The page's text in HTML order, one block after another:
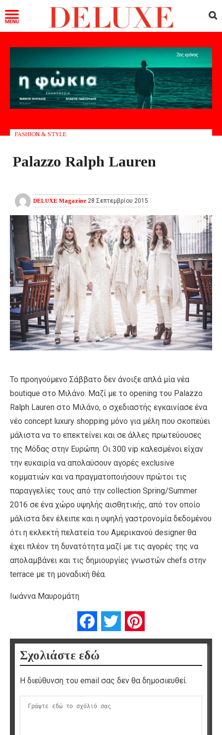
FASHION & STYLE
Palazzo Ralph Lauren
DELUXE Magazine 28 Σεπτεμβρίου 2015
Το προηγούμενο Σάββατο δεν άνοιξε απλά μία νέα
boutique στο Μιλάνο. Μαζί με το opening του Palazzo
Ralph Lauren στο Μιλάνο, ο σχεδιαστής εγκαινίασε ένα
νέο concept luxury shopping μόνο για μέλη που σκοπεύει
μάλιστα να το επεκτείνει και σε άλλες πρωτεύουσες
της Μόδας στην Ευρώπη. Οι 300 vip καλεσμένοι είχαν
την ευκαιρία να απολαύσουν αγορές exclusive
κομματιών και να πραγματοποιήσουν πρώτοι τις
παραγγελίες τους από την collection Spring/Summer
2016 σε ένα χώρο υψηλής αισθητικής, από τον οποίο
μάλιστα δεν έλειπε και η υψηλή γαστρονομία δεδομένου
ότι η εκλεκτή πελατεία του Αμερικανού designer θα
έχει πλέον τη δυνατότητα μαζί με τις αγορές της να
απολαμβάνει και τις δημιουργίες γνωστών chefs στην
terrace με τη μοναδική θέα.
Ιωάννα Μαυρομάτη
FacebookTwitter
Σχολιάστε εδώ
Η διεύθυνση του email σας δεν θα δημοσιευθεί.